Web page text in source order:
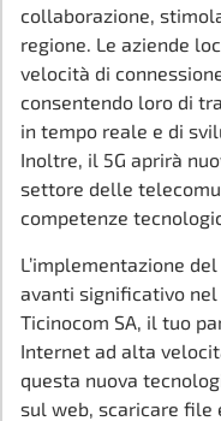
collaborazione,
regione. Le aziende
velocità di
consentendo loro di
in tempo reale e di
Inoltre, il 5G aprirà
settore delle
competenze
L’implementazione
avanti significativo
Ticinocom SA, il tuo
Internet ad alta
questa nuova
sul web, scaricare file